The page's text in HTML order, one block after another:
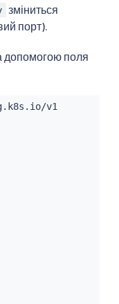
зміниться
порт).
допомогою поля
gateway.networking.k8s.io/v1